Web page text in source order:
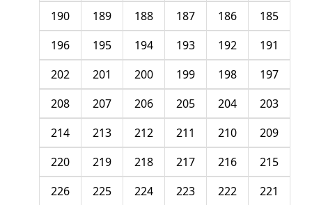
185
186
187
188
189
190
191
192
193
194
195
196
197
198
199
200
201
202
203
204
205
206
207
208
209
210
211
212
213
214
215
216
217
218
219
220
221
222
223
224
225
226